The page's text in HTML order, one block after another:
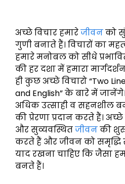
अच्छे विचार हमारेजीवनको
गुणी बनाते हैं। विचारों का
हमारे मनोबल को सीधे
की हर दशा में हमारा
ही कुछ अच्छे विचारो “Two
and English” के बारे में
अधिक उत्साही व सहनशील
की प्रेरणा प्रदान करते हैं।
और सुव्यवस्थितजीवनकी
करते हैं और जीवन को समृद्धि
याद रखना चाहिए कि जैसा
बनते हैं।